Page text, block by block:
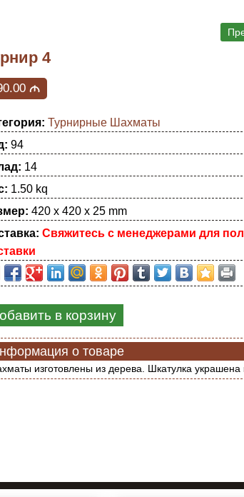
4
M
Турнирные Шахматы
94
14
1.50 kq
420 x 420 x 25 mm
Свяжитесь с менеджерами для
в корзину
о товаре
изготовлены из дерева. Шкатулка